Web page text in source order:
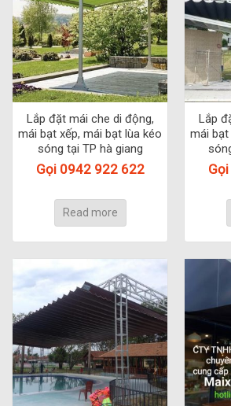
Lắp đặt mái che di động,
mái bạt xếp, mái bạt lùa kéo
sóng tại TP hà giang
Gọi 0942 922 622
Read more
Lắp
mái bạt